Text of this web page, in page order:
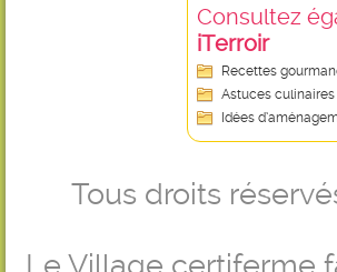
Consultez
iTerroir
Recettes
Astuces culinaires
Idées
Tous droits